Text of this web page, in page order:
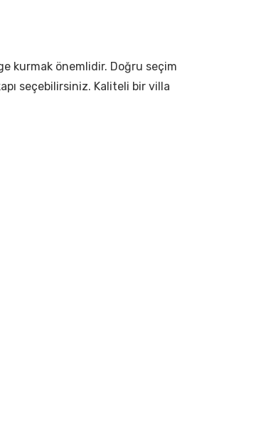
kurmak önemlidir. Doğru seçim
seçebilirsiniz. Kaliteli bir villa